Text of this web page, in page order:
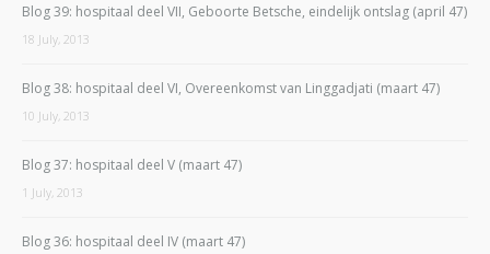
Blog 39: hospitaal deel VII, Geboorte Betsche, eindelijk ontslag (april 47)
18 July, 2013
Blog 38: hospitaal deel VI, Overeenkomst van Linggadjati (maart 47)
10 July, 2013
Blog 37: hospitaal deel V (maart 47)
1 July, 2013
Blog 36: hospitaal deel IV (maart 47)